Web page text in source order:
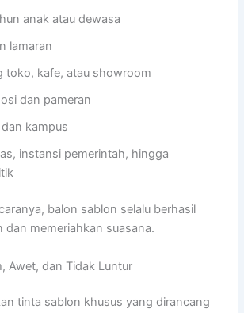
anak atau dewasa
lamaran
toko, kafe, atau showroom
dan pameran
kampus
instansi pemerintah, hingga
balon sablon selalu berhasil
dan memeriahkan suasana.
Awet, dan Tidak Luntur
tinta sablon khusus yang dirancang